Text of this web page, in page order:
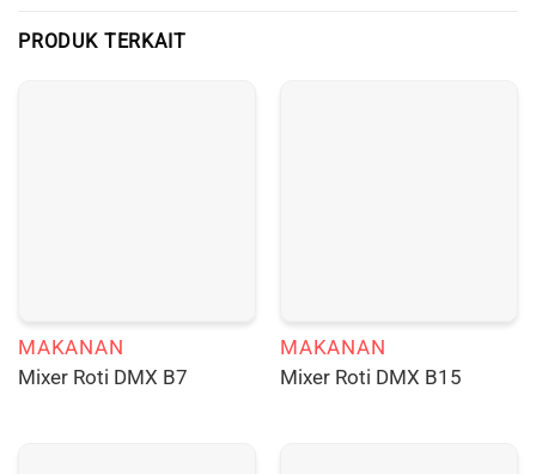
PRODUK TERKAIT
MAKANAN
Mixer Roti DMX B7
MAKANAN
Mixer Roti DMX B15